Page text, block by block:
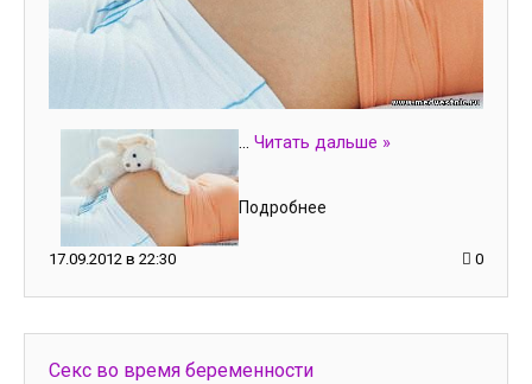
... Читать дальше »
Подробнее
17.09.2012 в 22:30 0
Секс во время беременности